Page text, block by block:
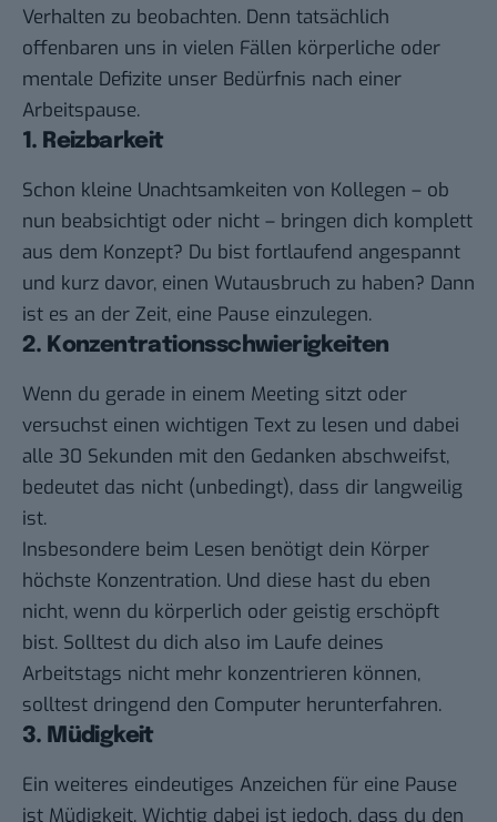
Verhalten zu beobachten. Denn tatsächlich
offenbaren uns in vielen Fällen körperliche oder
mentale Defizite unser Bedürfnis nach einer
Arbeitspause.
1. Reizbarkeit
Schon kleine Unachtsamkeiten von Kollegen – ob
nun beabsichtigt oder nicht – bringen dich komplett
aus dem Konzept? Du bist fortlaufend angespannt
und kurz davor, einen Wutausbruch zu haben? Dann
ist es an der Zeit, eine Pause einzulegen.
2. Konzentrationsschwierigkeiten
Wenn du gerade in einem Meeting sitzt oder
versuchst einen wichtigen Text zu lesen und dabei
alle 30 Sekunden mit den Gedanken abschweifst,
bedeutet das nicht (unbedingt), dass dir langweilig
ist.
Insbesondere beim Lesen benötigt dein Körper
höchste Konzentration. Und diese hast du eben
nicht, wenn du körperlich oder geistig erschöpft
bist. Solltest du dich also im Laufe deines
Arbeitstags nicht mehr konzentrieren können,
solltest dringend den Computer herunterfahren.
3. Müdigkeit
Ein weiteres eindeutiges Anzeichen für eine Pause
ist Müdigkeit. Wichtig dabei ist jedoch, dass du den